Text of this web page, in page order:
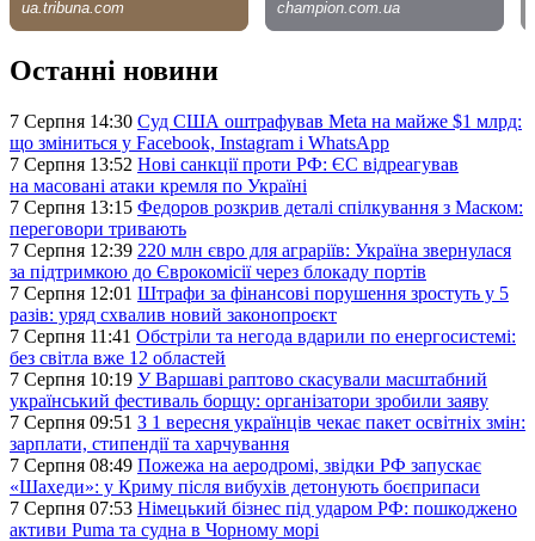
Останні новини
7 Серпня 14:30 Суд США оштрафував Meta на майже $1 млрд:
що зміниться у Facebook, Instagram і WhatsApp
7 Серпня 13:52 Нові санкції проти РФ: ЄС відреагував
на масовані атаки кремля по Україні
7 Серпня 13:15 Федоров розкрив деталі спілкування з Маском:
переговори тривають
7 Серпня 12:39 220 млн євро для аграріїв: Україна звернулася
за підтримкою до Єврокомісії через блокаду портів
7 Серпня 12:01 Штрафи за фінансові порушення зростуть у 5
разів: уряд схвалив новий законопроєкт
7 Серпня 11:41 Обстріли та негода вдарили по енергосистемі:
без світла вже 12 областей
7 Серпня 10:19 У Варшаві раптово скасували масштабний
український фестиваль борщу: організатори зробили заяву
7 Серпня 09:51 З 1 вересня українців чекає пакет освітніх змін:
зарплати, стипендії та харчування
7 Серпня 08:49 Пожежа на аеродромі, звідки РФ запускає
«Шахеди»: у Криму після вибухів детонують боєприпаси
7 Серпня 07:53 Німецький бізнес під ударом РФ: пошкоджено
активи Puma та судна в Чорному морі